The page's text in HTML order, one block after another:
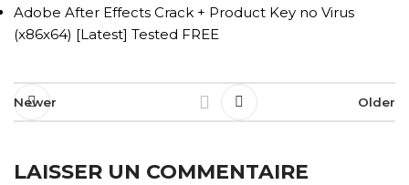
Adobe After Effects Crack + Product Key no Virus
(x86x64) [Latest] Tested FREE
Newer Older
LAISSER UN COMMENTAIRE